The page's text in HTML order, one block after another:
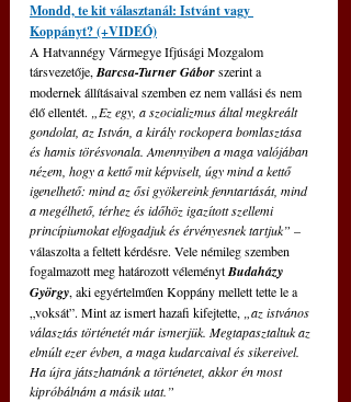
Mondd, te kit választanál: Istvánt vagy
Koppányt? (+VIDEÓ)
A Hatvannégy Vármegye Ifjúsági Mozgalom
társvezetője, Barcsa-Turner Gábor szerint a
modernek állításaival szemben ez nem vallási és nem
élő ellentét. „Ez egy, a szocializmus által megkreált
gondolat, az István, a király rockopera bomlasztása
és hamis törésvonala. Amennyiben a maga valójában
nézem, hogy a kettő mit képviselt, úgy mind a kettő
igenelhető: mind az ősi gyökereink fenntartását, mind
a megélhető, térhez és időhöz igazított szellemi
princípiumokat elfogadjuk és érvényesnek tartjuk” –
válaszolta a feltett kérdésre. Vele némileg szemben
fogalmazott meg határozott véleményt Budaházy
György, aki egyértelműen Koppány mellett tette le a
„voksát”. Mint az ismert hazafi kifejtette, „az istvános
választás történetét már ismerjük. Megtapasztaltuk az
elmúlt ezer évben, a maga kudarcaival és sikereivel.
Ha újra játszhatnánk a történetet, akkor én most
kipróbálnám a másik utat.”